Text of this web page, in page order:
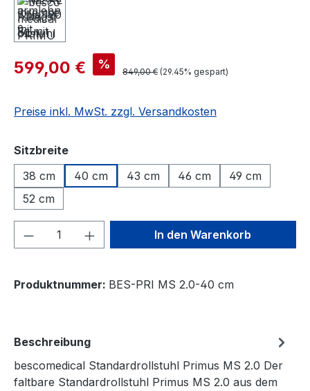
599,00 € %
849,00 € (29.45% gespart)
Preise inkl. MwSt. zzgl. Versandkosten
Sitzbreiteauswählen
38 cm
40 cm 43 cm 46 cm
49 cm
52 cm
Produkt Anzahl: Gib denIn den Warenkorb
Produktnummer: BES-PRI MS 2.0-40 cm
Beschreibung
bescomedical Standardrollstuhl Primus MS 2.0 Der
faltbare Standardrollstuhl Primus MS 2.0 aus dem